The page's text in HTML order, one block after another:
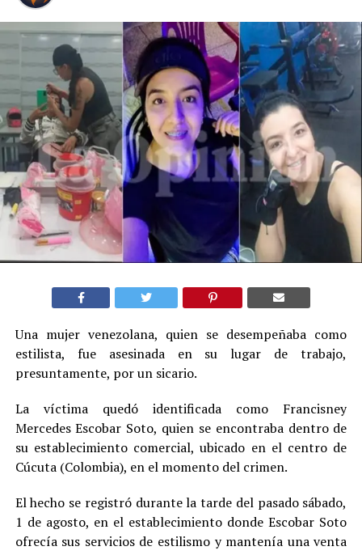
Una mujer venezolana, quien se desempeñaba como
estilista, fue asesinada en su lugar de trabajo,
presuntamente, por un sicario.
La víctima quedó identificada como Francisney
Mercedes Escobar Soto, quien se encontraba dentro de
su establecimiento comercial, ubicado en el centro de
Cúcuta (Colombia), en el momento del crimen.
El hecho se registró durante la tarde del pasado sábado,
1 de agosto, en el establecimiento donde Escobar Soto
ofrecía sus servicios de estilismo y mantenía una venta